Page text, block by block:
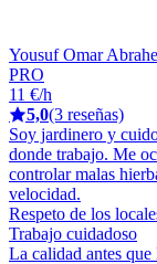
Yousuf Omar
PRO
11 €/h
5,0(3 reseñas)
Soy jardinero y
donde trabajo. Me
controlar malas
velocidad.
Respeto de los
Trabajo cuidadoso
La calidad antes